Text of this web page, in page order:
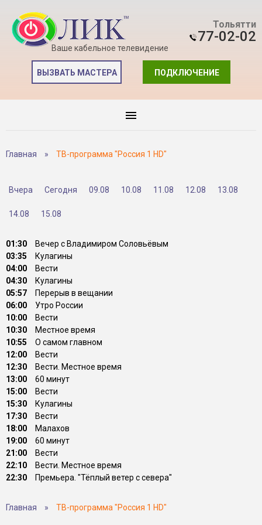
Ваше кабельное телевидение
Тольятти
77-02-02
ПОДКЛЮЧЕНИЕ
ВЫЗВАТЬ МАСТЕРА
Главная » ТВ-программа "Россия 1 HD"
Вчера Сегодня 09.08 10.08 11.08 12.08 13.08
14.08 15.08
01:30
Вечер с Владимиром Соловьёвым
03:35
Кулагины
04:00
Вести
04:30
Кулагины
05:57
Перерыв в вещании
06:00
Утро России
10:00
Вести
10:30
Местное время
10:55
О самом главном
12:00
Вести
12:30
Вести. Местное время
13:00
60 минут
15:00
Вести
15:30
Кулагины
17:30
Вести
18:00
Малахов
19:00
60 минут
21:00
Вести
22:10
Вести. Местное время
22:30
Премьера. "Тёплый ветер с севера"
Главная » ТВ-программа "Россия 1 HD"